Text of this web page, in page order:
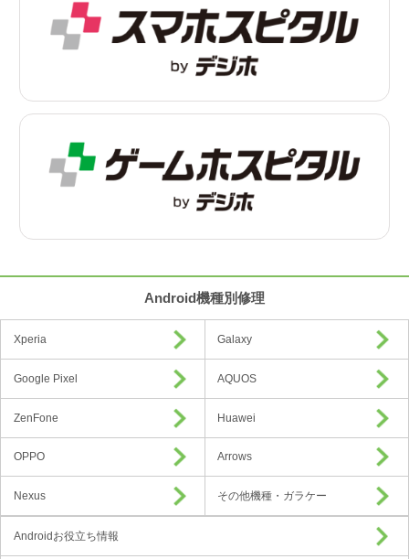
Android機種別修理
Xperia Galaxy
Google Pixel AQUOS
ZenFone Huawei
OPPO Arrows
Nexus その他機種・ガラケー
Androidお役立ち情報